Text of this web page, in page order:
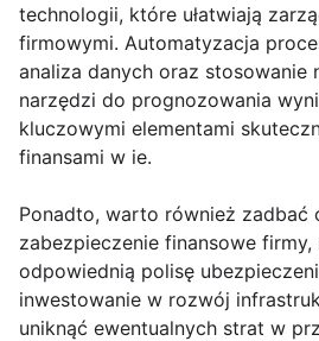
technologii, które ułatwiają
firmowymi. Automatyzacja
analiza danych oraz stosowanie
narzędzi do prognozowania
kluczowymi elementami
finansami w ie.
Ponadto, warto również zadbać
zabezpieczenie finansowe
odpowiednią polisę
inwestowanie w rozwój
uniknąć ewentualnych strat w